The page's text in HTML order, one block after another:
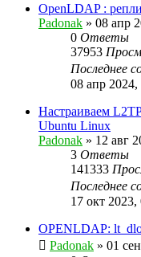
OpenLDAP :
Padonak » 08 апр
0 Ответы
37953
Последнее
08 апр 2024,
Настраиваем
Ubuntu Linux
Padonak » 12 авг
3 Ответы
141333
Последнее
17 окт 2023,
OPENLDAP:
Padonak » 01